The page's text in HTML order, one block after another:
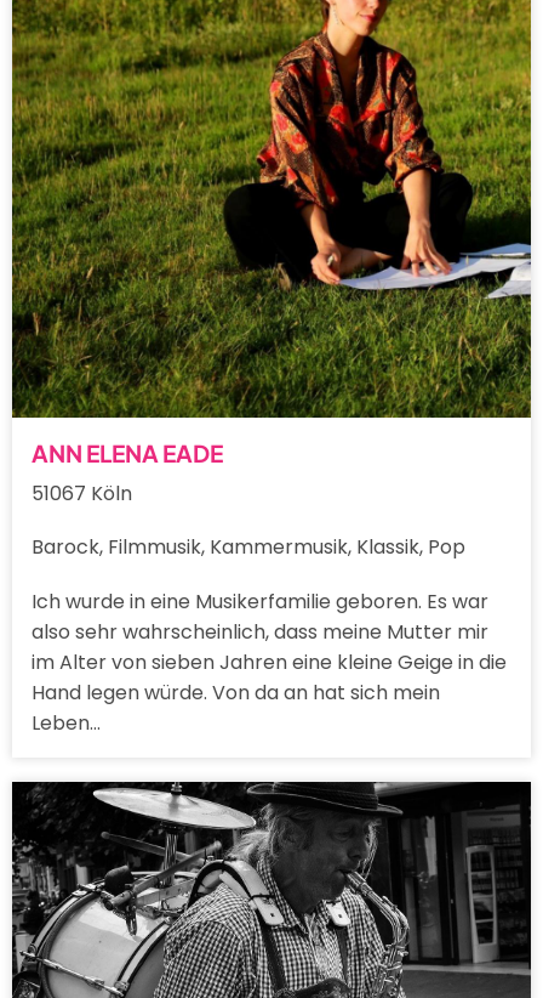
ANN ELENA EADE
51067 Köln
Barock, Filmmusik, Kammermusik, Klassik, Pop
Ich wurde in eine Musikerfamilie geboren. Es war
also sehr wahrscheinlich, dass meine Mutter mir
im Alter von sieben Jahren eine kleine Geige in die
Hand legen würde. Von da an hat sich mein
Leben…